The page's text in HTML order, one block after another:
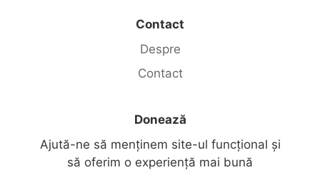
Contact
Despre
Contact
Donează
Ajută-ne să menținem site-ul funcțional și
să oferim o experiență mai bună